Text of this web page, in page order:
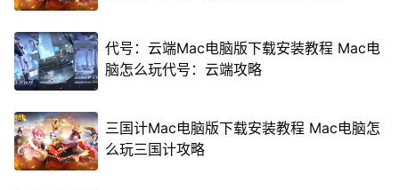
代号：云端Mac电脑版下载安装教程 Mac电
脑怎么玩代号：云端攻略
三国计Mac电脑版下载安装教程 Mac电脑怎
么玩三国计攻略